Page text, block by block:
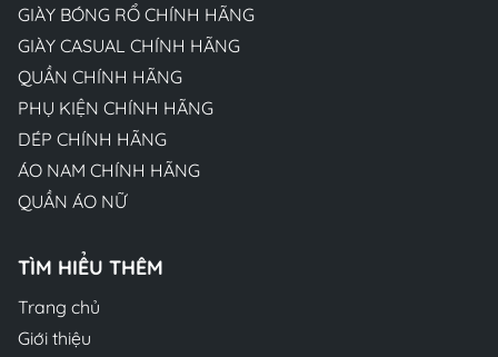
GIÀY BÓNG RỔ CHÍNH HÃNG
GIÀY CASUAL CHÍNH HÃNG
QUẦN CHÍNH HÃNG
PHỤ KIỆN CHÍNH HÃNG
DÉP CHÍNH HÃNG
ÁO NAM CHÍNH HÃNG
QUẦN ÁO NỮ
TÌM HIỂU THÊM
Trang chủ
Giới thiệu